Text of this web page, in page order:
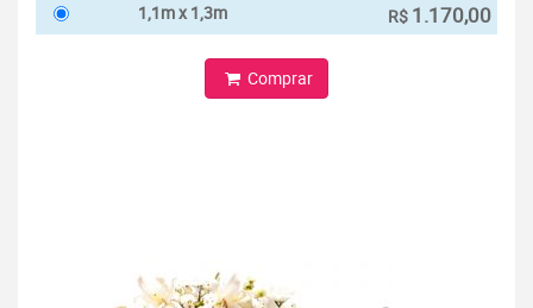
1,1m x 1,3m
R$ 1.170,00
Comprar